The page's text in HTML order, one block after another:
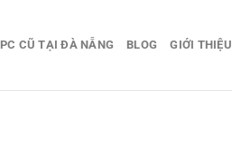
PC CŨ TẠI ĐÀ NẴNG BLOG GIỚI THIỆU